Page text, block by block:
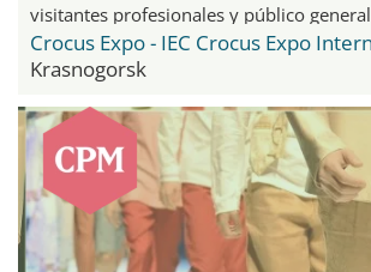
visitantes profesionales y público general
Krasnogorsk